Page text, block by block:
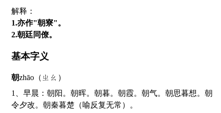
解释：
1.亦作"朝寮"。
2.朝廷同僚。
基本字义
朝zhāo（ㄓㄠ）
1、早晨：朝阳。朝晖。朝暮。朝霞。朝气。朝思暮想。朝
令夕改。朝秦暮楚（喻反复无常）。